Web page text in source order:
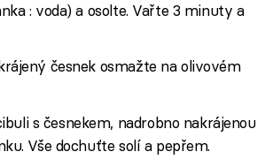
: voda) a osolte. Vařte 3 minuty a
česnek osmažte na olivovém
s česnekem, nadrobno nakrájenou
Vše dochuťte solí a pepřem.